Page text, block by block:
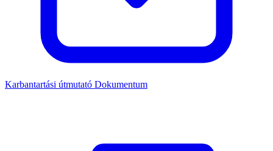
Karbantartási útmutató Dokumentum